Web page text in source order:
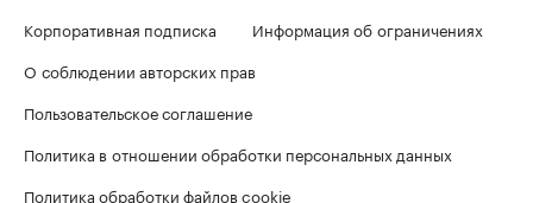
Корпоративная подписка
Информация об ограничениях
О соблюдении авторских прав
Пользовательское соглашение
Политика в отношении обработки персональных данных
Политика обработки файлов cookie